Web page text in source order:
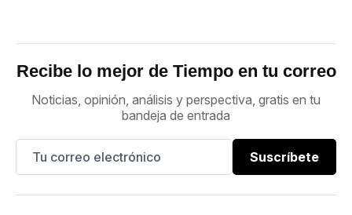
Recibe lo mejor de Tiempo en tu correo
Noticias, opinión, análisis y perspectiva, gratis en tu
bandeja de entrada
Suscríbete